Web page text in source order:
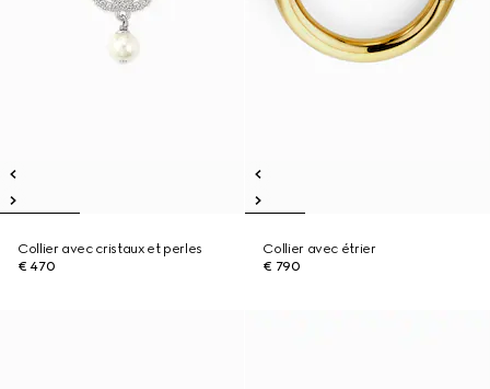
Collier avec cristaux et perles
€ 470
Collier avec étrier
€ 790